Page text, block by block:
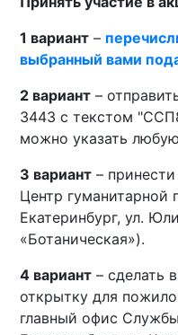
1 вариант –
выбранный вами
2 вариант –
3443 с текстом
можно указать
3 вариант –
Центр
Екатеринбург, ул.
«Ботаническая»).
4 вариант – сделать
открытку для
главный офис